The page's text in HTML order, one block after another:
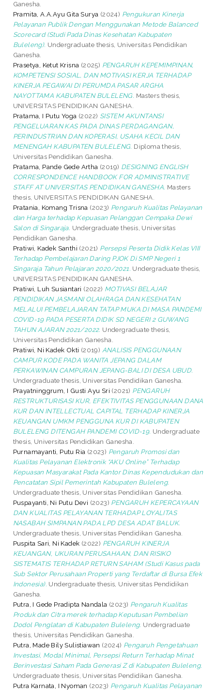
Ganesha.
Pramita, A.A.Ayu Gita Surya (2024) Pengukuran Kinerja
Pelayanan Publik Dengan Menggunakan Metode Balanced
Scorecard (Studi Pada Dinas Kesehatan Kabupaten
Buleleng). Undergraduate thesis, Universitas Pendidikan
Ganesha.
Prasetya, Ketut Krisna (2025) PENGARUH KEPEMIMPINAN,
KOMPETENSI SOSIAL, DAN MOTIVASI KERJA TERHADAP
KINERJA PEGAWAI DI PERUMDA PASAR ARGHA
NAYOTTAMA KABUPATEN BULELENG. Masters thesis,
UNIVERSITAS PENDIDIKAN GANESHA.
Pratama, I Putu Yoga (2022) SISTEM AKUNTANSI
PENGELUARAN KAS PADA DINAS PERDAGANGAN,
PERINDUSTRIAN DAN KOPERASI, USAHA KECIL DAN
MENENGAH KABUPATEN BULELENG. Diploma thesis,
Universitas Pendidikan Ganesha.
Pratama, Pande Gede Artha (2019) DESIGNING ENGLISH
CORRESPONDENCE HANDBOOK FOR ADMINISTRATIVE
STAFF AT UNIVERSITAS PENDIDIKAN GANESHA. Masters
thesis, UNIVERSITAS PENDIDIKAN GANESHA.
Pratania, Komang Trisna (2023) Pengaruh Kualitas Pelayanan
dan Harga terhadap Kepuasan Pelanggan Cempaka Dewi
Salon di Singaraja. Undergraduate thesis, Universitas
Pendidikan Ganesha.
Pratiwi, Kadek Santhi (2021) Persepsi Peserta Didik Kelas VIII
Terhadap Pembelajaran Daring PJOK Di SMP Negeri 1
Singaraja Tahun Pelajaran 2020/2021. Undergraduate thesis,
UNIVERSITAS PENDIDIKAN GANESHA.
Pratiwi, Luh Susiantari (2022) MOTIVASI BELAJAR
PENDIDIKAN JASMANI OLAHRAGA DAN KESEHATAN
MELALUI PEMBELAJARAN TATAP MUKA DI MASA PANDEMI
COVID-19 PADA PESERTA DIDIK SD NEGERI 2 GUWANG
TAHUN AJARAN 2021/2022. Undergraduate thesis,
Universitas Pendidikan Ganesha.
Pratiwi, Ni Kadek Okti (2019) ANALISIS PENGGUNAAN
CAMPUR KODE PADA WANITA JEPANG DALAM
PERKAWINAN CAMPURAN JEPANG-BALI DI DESA UBUD.
Undergraduate thesis, Universitas Pendidikan Ganesha.
Prayatninggrum, I Gusti Ayu Sri (2021) PENGARUH
RESTRUKTURISASI KUR, EFEKTIVITAS PENGGUNAAN DANA
KUR DAN INTELLECTUAL CAPITAL TERHADAP KINERJA
KEUANGAN UMKM PENGGUNA KUR DI KABUPATEN
BULELENG DITENGAH PANDEMI COVID-19. Undergraduate
thesis, Universitas Pendidikan Ganesha.
Purnamayanti, Putu Ria (2023) Pengaruh Promosi dan
Kualitas Pelayanan Elektronik “AKU Online” Terhadap
Kepuasan Masyarakat Pada Kantor Dinas Kependudukan dan
Pencatatan Sipil Pemerintah Kabupaten Buleleng.
Undergraduate thesis, Universitas Pendidikan Ganesha.
Puspayanti, Ni Putu Devi (2023) PENGARUH KEPERCAYAAN
DAN KUALITAS PELAYANAN TERHADAP LOYALITAS
NASABAH SIMPANAN PADA LPD DESA ADAT BALUK.
Undergraduate thesis, Universitas Pendidikan Ganesha.
Puspita Sari, Ni Kadek (2022) PENGARUH KINERJA
KEUANGAN, UKURAN PERUSAHAAN, DAN RISIKO
SISTEMATIS TERHADAP RETURN SAHAM (Studi Kasus pada
Sub Sektor Perusahaan Properti yang Terdaftar di Bursa Efek
Indonesia). Undergraduate thesis, Universitas Pendidikan
Ganesha.
Putra, I Gede Pradipta Nandala (2023) Pengaruh Kualitas
Produk dan Citra merek terhadap Keputusan Pembelian
Dodol Penglatan di Kabupaten Buleleng. Undergraduate
thesis, Universitas Pendidikan Ganesha.
Putra, Made Bily Sulistiawan (2024) Pengaruh Pengetahuan
Investasi, Modal Minimal, Persepsi Return Terhadap Minat
Berinvestasi Saham Pada Generasi Z di Kabupaten Buleleng.
Undergraduate thesis, Universitas Pendidikan Ganesha.
Putra Karnata, I Nyoman (2023) Pengaruh Kualitas Pelayanan